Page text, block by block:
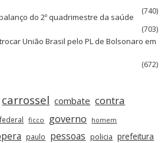
(740)
do 2º quadrimestre da saúde
(703)
União Brasil pelo PL de Bolsonaro em
(672)
carrossel combate contra
federal ficco governo homem
paulo pessoas policia prefeitura